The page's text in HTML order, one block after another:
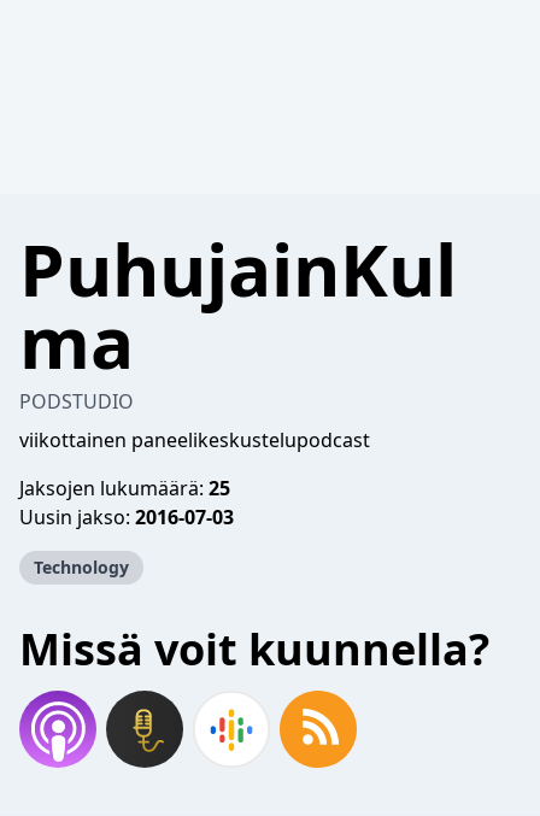
PuhujainKul
ma
PODSTUDIO
viikottainen paneelikeskustelupodcast
Jaksojen lukumäärä: 25
Uusin jakso: 2016-07-03
Technology
Missä voit kuunnella?